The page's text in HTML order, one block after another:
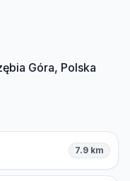
Góra, Polska
7.9 km